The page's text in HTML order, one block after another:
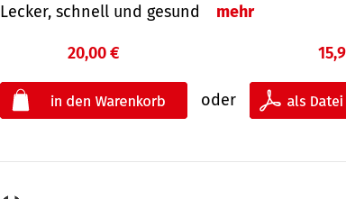
Lecker, schnell und gesund mehr
20,00 €
oder